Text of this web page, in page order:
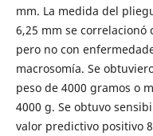
mm. La medida del
6,25 mm se correlacionó
pero no con
macrosomía. Se
peso de 4000 gramos o
4000 g. Se obtuvo
valor predictivo positivo